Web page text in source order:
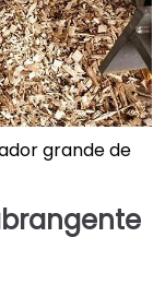
grande de